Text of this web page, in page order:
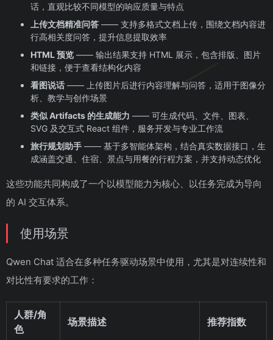
话，直观比较不同模型的响应质量与特点
上传文档精准问答 —— 支持多格式文档上传，围绕文档内容进
行高相关度问答，提升信息提取效率
HTML 预览 —— 输出结果支持 HTML 展示，包含排版、图片
和链接，便于查看结构化内容
看图说话 —— 上传图片后进行内容理解与问答，适用于图像分
析、教学与创作场景
类似 Artifacts 的生成能力 —— 可生成代码、文件、图表、
SVG 及交互式 React 组件，服务开发与专业工作流
旅行规划助手 —— 基于多智能体架构，结合真实数据接口，生
成涵盖交通、住宿、景点与用餐的行程方案，并支持动态优化
这些功能共同构成了一个以模型能力为核心、以任务完成为导向
的 AI 交互体系。
使用场景
Qwen Chat 适合在多种任务驱动场景中使用，尤其是对连续性和
对比性有要求的工作：
人群/角
色
场景描述 推荐指数